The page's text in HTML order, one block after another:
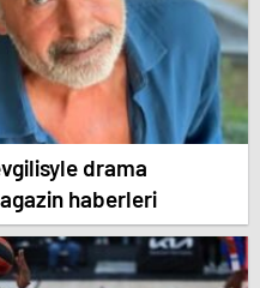
drama
haberleri